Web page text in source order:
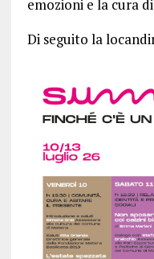
emozioni e la cura di
Di seguito la